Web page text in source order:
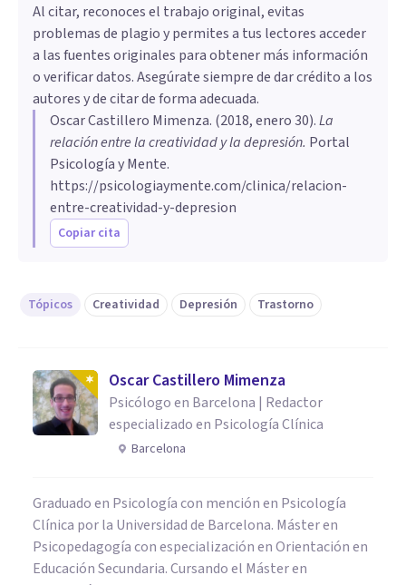
Al citar, reconoces el trabajo original, evitas
problemas de plagio y permites a tus lectores acceder
a las fuentes originales para obtener más información
o verificar datos. Asegúrate siempre de dar crédito a los
autores y de citar de forma adecuada.
Oscar Castillero Mimenza. (2018, enero 30).La
relación entre la creatividad y la depresión. Portal
Psicología y Mente.
https://psicologiaymente.com/clinica/relacion-
entre-creatividad-y-depresion
Copiar cita
Tópicos Creatividad Depresión Trastorno
Oscar Castillero Mimenza
Psicólogo en Barcelona | Redactor
especializado en Psicología Clínica
Barcelona
Graduado en Psicología con mención en Psicología
Clínica por la Universidad de Barcelona. Máster en
Psicopedagogía con especialización en Orientación en
Educación Secundaria. Cursando el Máster en